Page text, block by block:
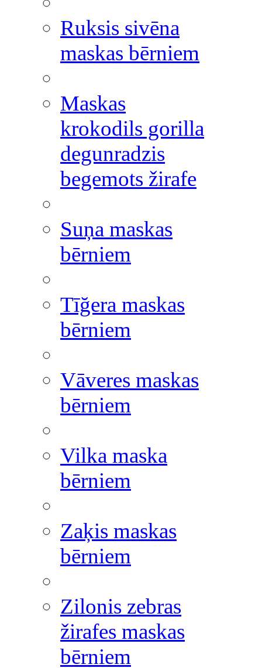
Ruksis sivēna
maskas bērniem
Maskas
krokodils gorilla
degunradzis
begemots žirafe
Suņa maskas
bērniem
Tīğera maskas
bērniem
Vāveres maskas
bērniem
Vilka maska
bērniem
Zaķis maskas
bērniem
Zilonis zebras
žirafes maskas
bērniem